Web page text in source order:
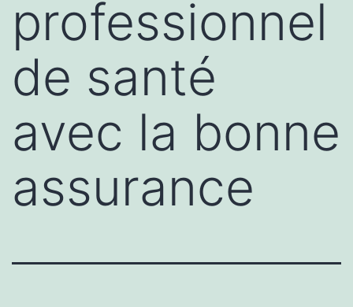
professionnel
de santé
avec la bonne
assurance